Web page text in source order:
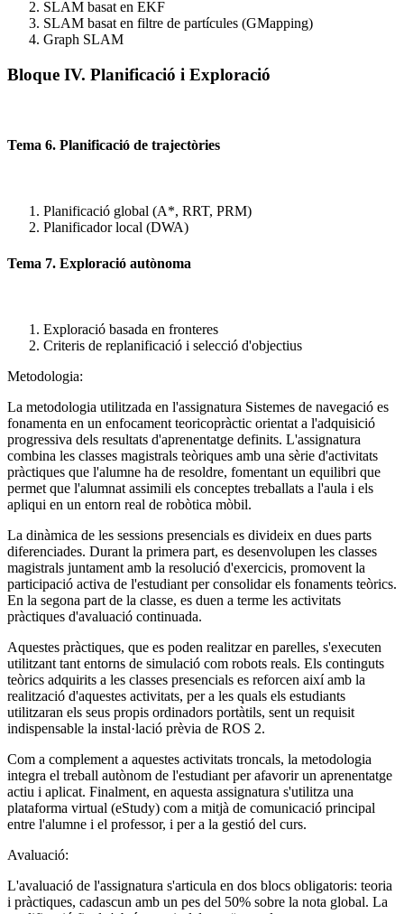
SLAM basat en EKF
SLAM basat en filtre de partícules (GMapping)
Graph SLAM
Bloque IV. Planificació i Exploració
Tema 6. Planificació de trajectòries
Planificació global (A*, RRT, PRM)
Planificador local (DWA)
Tema 7. Exploració autònoma
Exploració basada en fronteres
Criteris de replanificació i selecció d'objectius
Metodologia:
La metodologia utilitzada en l'assignatura Sistemes de navegació es
fonamenta en un enfocament teoricopràctic orientat a l'adquisició
progressiva dels resultats d'aprenentatge definits. L'assignatura
combina les classes magistrals teòriques amb una sèrie d'activitats
pràctiques que l'alumne ha de resoldre, fomentant un equilibri que
permet que l'alumnat assimili els conceptes treballats a l'aula i els
apliqui en un entorn real de robòtica mòbil.
La dinàmica de les sessions presencials es divideix en dues parts
diferenciades. Durant la primera part, es desenvolupen les classes
magistrals juntament amb la resolució d'exercicis, promovent la
participació activa de l'estudiant per consolidar els fonaments teòrics.
En la segona part de la classe, es duen a terme les activitats
pràctiques d'avaluació continuada.
Aquestes pràctiques, que es poden realitzar en parelles, s'executen
utilitzant tant entorns de simulació com robots reals. Els continguts
teòrics adquirits a les classes presencials es reforcen així amb la
realització d'aquestes activitats, per a les quals els estudiants
utilitzaran els seus propis ordinadors portàtils, sent un requisit
indispensable la instal·lació prèvia de ROS 2.
Com a complement a aquestes activitats troncals, la metodologia
integra el treball autònom de l'estudiant per afavorir un aprenentatge
actiu i aplicat. Finalment, en aquesta assignatura s'utilitza una
plataforma virtual (eStudy) com a mitjà de comunicació principal
entre l'alumne i el professor, i per a la gestió del curs.
Avaluació:
L'avaluació de l'assignatura s'articula en dos blocs obligatoris: teoria
i pràctiques, cadascun amb un pes del 50% sobre la nota global. La